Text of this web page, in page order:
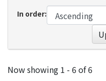
In order:
Recent
Now showing 1 - 6 of 6